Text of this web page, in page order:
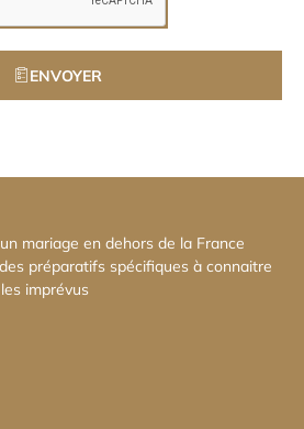
ENVOYER
mariage en dehors de la France
préparatifs spécifiques à connaitre
imprévus